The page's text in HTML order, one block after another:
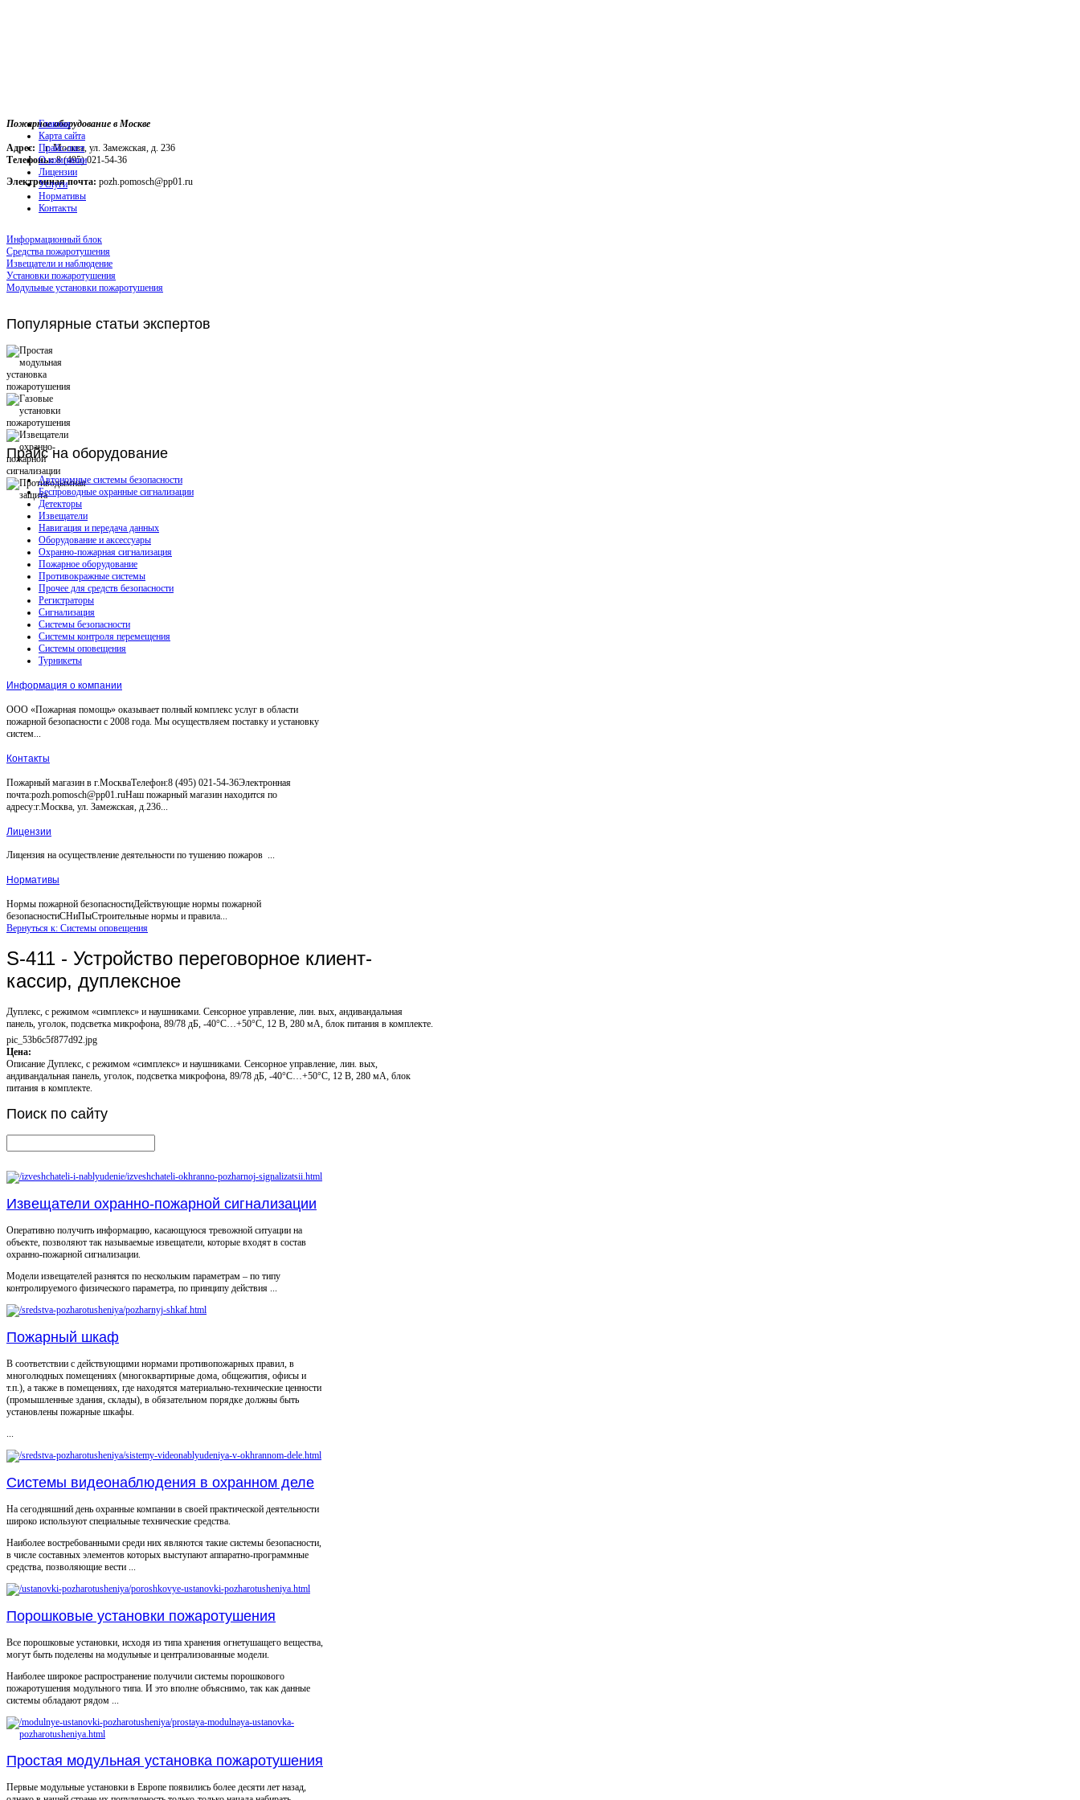
Пожарное оборудование в Москве
Адрес: г. Москва, ул. Замежская, д. 236
Телефоны:8 (495) 021-54-36
Электронная почта: pozh.pomosch@pp01.ru
Главная
Карта сайта
Прайс-лист
О компании
Лицензии
Услуги
Нормативы
Контакты
Информационный блок
Средства пожаротушения
Извещатели и наблюдение
Установки пожаротушения
Модульные установки пожаротушения
Популярные статьи экспертов
Прайсна оборудование
Автономные системы безопасности
Беспроводные охранные сигнализации
Детекторы
Извещатели
Навигация и передача данных
Оборудование и аксессуары
Охранно-пожарная сигнализация
Пожарное оборудование
Противокражные системы
Прочее для средств безопасности
Регистраторы
Сигнализация
Системы безопасности
Системы контроля перемещения
Системы оповещения
Турникеты
Информация о компании
ООО «Пожарная помощь» оказывает полный комплекс услуг в области
пожарной безопасности с 2008 года. Мы осуществляем поставку и установку
систем...
Контакты
Пожарный магазин в г.МоскваТелефон:8 (495) 021-54-36Электронная
почта:pozh.pomosch@pp01.ruНаш пожарный магазин находится по
адресу:г.Москва, ул. Замежская, д.236...
Лицензии
Лицензия на осуществление деятельности по тушению пожаров ...
Нормативы
Нормы пожарной безопасностиДействующие нормы пожарной
безопасностиСНиПыСтроительные нормы и правила...
Вернуться к: Системы оповещения
S-411 - Устройство переговорное клиент-
кассир, дуплексное
Дуплекс, с режимом «симплекс» и наушниками. Сенсорное управление, лин. вых, андивандальная
панель, уголок, подсветка микрофона, 89/78 дБ, -40°C…+50°C, 12 В, 280 мА, блок питания в комплекте.
pic_53b6c5f877d92.jpg
Цена:
Описание Дуплекс, с режимом «симплекс» и наушниками. Сенсорное управление, лин. вых,
андивандальная панель, уголок, подсветка микрофона, 89/78 дБ, -40°C…+50°C, 12 В, 280 мА, блок
питания в комплекте.
Поиск по сайту
Извещатели охранно-пожарной сигнализации
Оперативно получить информацию, касающуюся тревожной ситуации на
объекте, позволяют так называемые извещатели, которые входят в состав
охранно-пожарной сигнализации.
Модели извещателей разнятся по нескольким параметрам – по типу
контролируемого физического параметра, по принципу действия ...
Пожарный шкаф
В соответствии с действующими нормами противопожарных правил, в
многолюдных помещениях (многоквартирные дома, общежития, офисы и
т.п.), а также в помещениях, где находятся материально-технические ценности
(промышленные здания, склады), в обязательном порядке должны быть
установлены пожарные шкафы.
...
Системы видеонаблюдения в охранном деле
На сегодняшний день охранные компании в своей практической деятельности
широко используют специальные технические средства.
Наиболее востребованными среди них являются такие системы безопасности,
в числе составных элементов которых выступают аппаратно-программные
средства, позволяющие вести ...
Порошковые установки пожаротушения
Все порошковые установки, исходя из типа хранения огнетушащего вещества,
могут быть поделены на модульные и централизованные модели.
Наиболее широкое распространение получили системы порошкового
пожаротушения модульного типа. И это вполне объяснимо, так как данные
системы обладают рядом ...
Простая модульная установка пожаротушения
Первые модульные установки в Европе появились более десяти лет назад,